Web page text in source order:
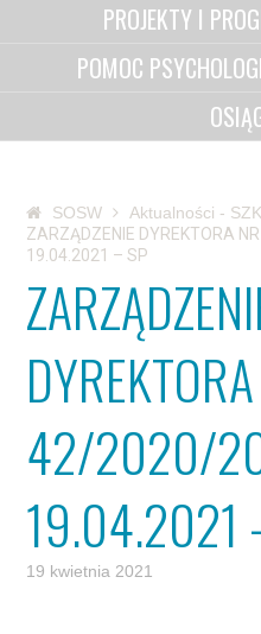
PROJEKTY I
POMOC
SOSW
Aktualności -
ZARZĄDZENIE DYREKTORA
19.04.2021 – SP
42/2020/
19.04.2021
19 kwietnia 2021